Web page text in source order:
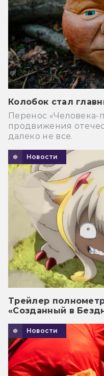
Колобок стал
Перенос «Человека-
продвижения
далеко не все.
Новости
Трейлер
«Созданный в
Новости